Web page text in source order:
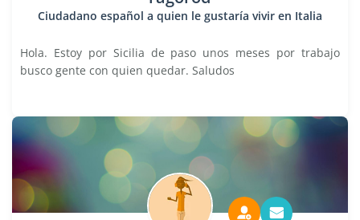
Ciudadano español a quien le gustaría vivir en Italia
Hola. Estoy por Sicilia de paso unos meses por trabajo
busco gente con quien quedar. Saludos